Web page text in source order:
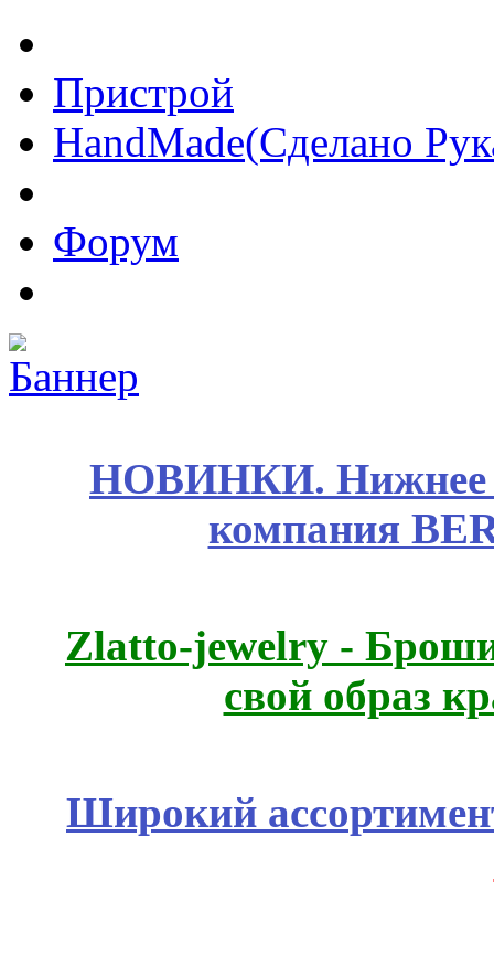
Пристрой
HandMade(Сделано
Форум
НОВИНКИ. Нижнее
компания
Zlatto-jewelry -
свой образ
Широкий